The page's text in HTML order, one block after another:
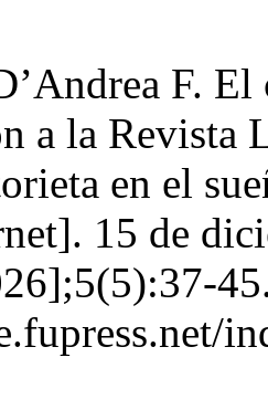
F.
a la Revista
en el
15 de